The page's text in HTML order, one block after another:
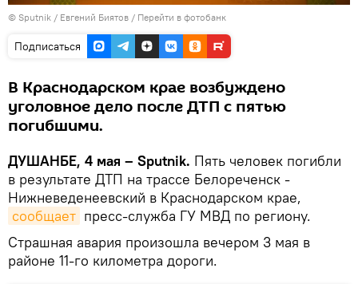
© Sputnik / Евгений Биятов / Перейти в фотобанк
Подписаться
В Краснодарском крае возбуждено
уголовное дело после ДТП с пятью
погибшими.
ДУШАНБЕ, 4 мая – Sputnik. Пять человек погибли
в результате ДТП на трассе Белореченск -
Нижневеденеевский в Краснодарском крае,
сообщает пресс-служба ГУ МВД по региону.
Страшная авария произошла вечером 3 мая в
районе 11-го километра дороги.